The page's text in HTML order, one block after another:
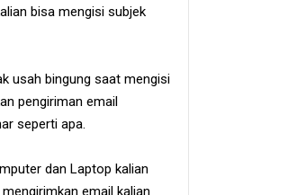
bisa mengisi subjek
usah bingung saat mengisi
pengiriman email
seperti apa.
dan Laptop kalian
email kalian